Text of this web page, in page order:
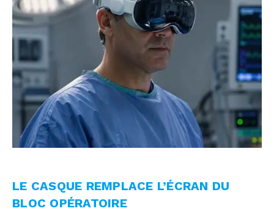
LE CASQUE REMPLACE L’ÉCRAN DU
BLOC OPÉRATOIRE